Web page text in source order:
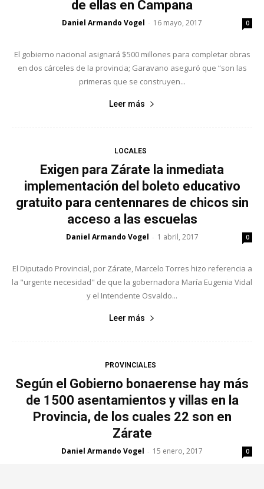
de ellas en Campana
Daniel Armando Vogel - 16 mayo, 2017 0
El gobierno nacional asignará $500 millones para completar obras
en dos cárceles de la provincia; Garavano aseguró que “son las
primeras que se construyen...
Leer más
LOCALES
Exigen para Zárate la inmediata
implementación del boleto educativo
gratuito para centennares de chicos sin
acceso a las escuelas
Daniel Armando Vogel - 1 abril, 2017 0
El Diputado Provincial, por Zárate, Marcelo Torres hizo referencia a
la "urgente necesidad" de que la gobernadora María Eugenia Vidal
y el Intendente Osvaldo...
Leer más
PROVINCIALES
Según el Gobierno bonaerense hay más
de 1500 asentamientos y villas en la
Provincia, de los cuales 22 son en
Zárate
Daniel Armando Vogel - 15 enero, 2017 0